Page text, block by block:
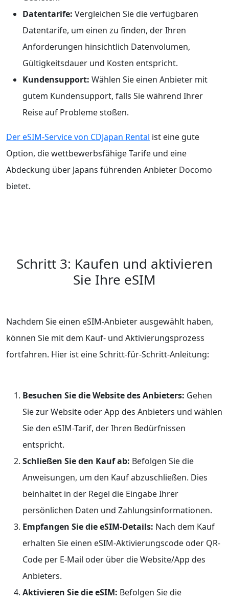
Datentarife: Vergleichen Sie die verfügbaren
Datentarife, um einen zu finden, der Ihren
Anforderungen hinsichtlich Datenvolumen,
Gültigkeitsdauer und Kosten entspricht.
Kundensupport: Wählen Sie einen Anbieter mit
gutem Kundensupport, falls Sie während Ihrer
Reise auf Probleme stoßen.
Der eSIM-Service von CDJapan Rental ist eine gute
Option, die wettbewerbsfähige Tarife und eine
Abdeckung über Japans führenden Anbieter Docomo
bietet.
Schritt 3: Kaufen und aktivieren
Sie Ihre eSIM
Nachdem Sie einen eSIM-Anbieter ausgewählt haben,
können Sie mit dem Kauf- und Aktivierungsprozess
fortfahren. Hier ist eine Schritt-für-Schritt-Anleitung:
Besuchen Sie die Website des Anbieters: Gehen
Sie zur Website oder App des Anbieters und wählen
Sie den eSIM-Tarif, der Ihren Bedürfnissen
entspricht.
Schließen Sie den Kauf ab: Befolgen Sie die
Anweisungen, um den Kauf abzuschließen. Dies
beinhaltet in der Regel die Eingabe Ihrer
persönlichen Daten und Zahlungsinformationen.
Empfangen Sie die eSIM-Details: Nach dem Kauf
erhalten Sie einen eSIM-Aktivierungscode oder QR-
Code per E-Mail oder über die Website/App des
Anbieters.
Aktivieren Sie die eSIM: Befolgen Sie die